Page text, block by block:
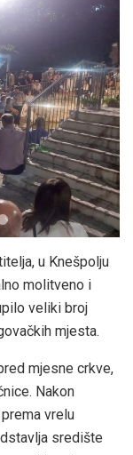
u Knešpolju
molitveno i
veliki broj
mjesta.
mjesne crkve,
Nakon
vrelu
središte